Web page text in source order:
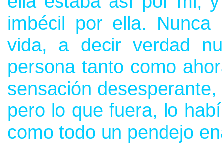
imbécil por ella.
vida, a decir verdad
persona tanto como
sensación
pero lo que fuera, lo
como todo un pendejo